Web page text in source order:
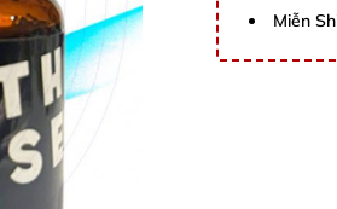
Miễn